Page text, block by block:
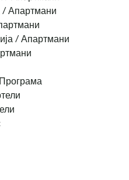
Апартмани
/ Апартмани